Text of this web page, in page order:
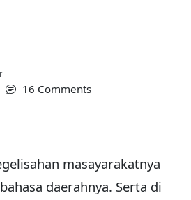
16 Comments
masayarakatnya
daerahnya. Ser­ta di